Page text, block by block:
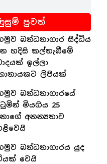
පුවත්
බන්ධනාගාර සිද්ධිය
හදිසි කල්තැබීමේ
ඉල්ලා
ලිපියක්
බන්ධනාගාරයේ
මියගිය 25
අනන්‍යතාව
බන්ධනාගාරය යුද
වෙයි